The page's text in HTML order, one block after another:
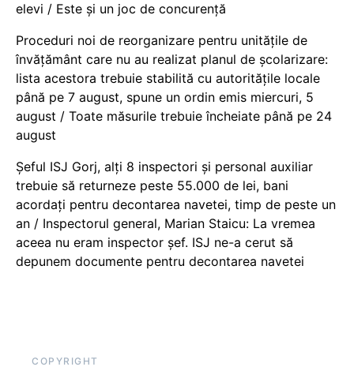
elevi / Este și un joc de concurență
Proceduri noi de reorganizare pentru unitățile de
învățământ care nu au realizat planul de școlarizare:
lista acestora trebuie stabilită cu autoritățile locale
până pe 7 august, spune un ordin emis miercuri, 5
august / Toate măsurile trebuie încheiate până pe 24
august
Șeful ISJ Gorj, alți 8 inspectori și personal auxiliar
trebuie să returneze peste 55.000 de lei, bani
acordați pentru decontarea navetei, timp de peste un
an / Inspectorul general, Marian Staicu: La vremea
aceea nu eram inspector șef. ISJ ne-a cerut să
depunem documente pentru decontarea navetei
COPYRIGHT